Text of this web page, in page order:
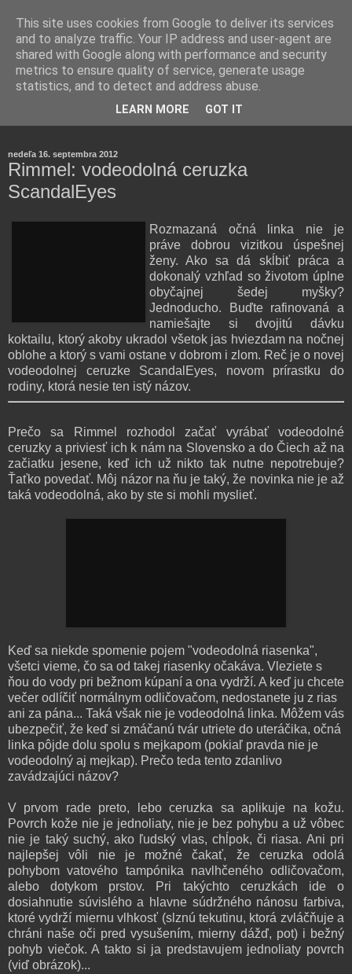
rozoberá témy o zdraví, živote a všetko možné.
nedeľa 16. septembra 2012
Rimmel: vodeodolná ceruzka
ScandalEyes
Rozmazaná očná linka nie je
práve dobrou vizitkou úspešnej
ženy. Ako sa dá skĺbiť práca a
dokonalý vzhľad so životom úplne
obyčajnej šedej myšky?
Jednoducho. Buďte rafinovaná a
namiešajte si dvojitú dávku
koktailu, ktorý akoby ukradol všetok jas hviezdam na nočnej
oblohe a ktorý s vami ostane v dobrom i zlom. Reč je o novej
vodeodolnej ceruzke ScandalEyes, novom prírastku do
rodiny, ktorá nesie ten istý názov.
Prečo sa Rimmel rozhodol začať vyrábať vodeodolné
ceruzky a priviesť ich k nám na Slovensko a do Čiech až na
začiatku jesene, keď ich už nikto tak nutne nepotrebuje?
Ťaťko povedať. Môj názor na ňu je taký, že novinka nie je až
taká vodeodolná, ako by ste si mohli myslieť.
Keď sa niekde spomenie pojem "vodeodolná riasenka",
všetci vieme, čo sa od takej riasenky očakáva. Vleziete s
ňou do vody pri bežnom kúpaní a ona vydrží. A keď ju chcete
večer odlíčiť normálnym odličovačom, nedostanete ju z rias
ani za pána... Taká však nie je vodeodolná linka. Môžem vás
ubezpečiť, že keď si zmáčanú tvár utriete do uteráčika, očná
linka pôjde dolu spolu s mejkapom (pokiaľ pravda nie je
vodeodolný aj mejkap). Prečo teda tento zdanlivo
zavádzajúci názov?
V prvom rade preto, lebo ceruzka sa aplikuje na kožu.
Povrch kože nie je jednoliaty, nie je bez pohybu a už vôbec
nie je taký suchý, ako ľudský vlas, chĺpok, či riasa. Ani pri
najlepšej vôli nie je možné čakať, že ceruzka odolá
pohybom vatového tampónika navlhčeného odličovačom,
alebo dotykom prstov. Pri takýchto ceruzkách ide o
dosiahnutie súvislého a hlavne súdržného nánosu farbiva,
ktoré vydrží miernu vlhkosť (slznú tekutinu, ktorá zvláčňuje a
chráni naše oči pred vysušením, mierny dážď, pot) i bežný
pohyb viečok. A takto si ja predstavujem jednoliaty povrch
(viď obrázok)...
This site uses cookies from Google to deliver its services
and to analyze traffic. Your IP address and user-agent are
shared with Google along with performance and security
metrics to ensure quality of service, generate usage
statistics, and to detect and address abuse.
LEARN MORE GOT IT